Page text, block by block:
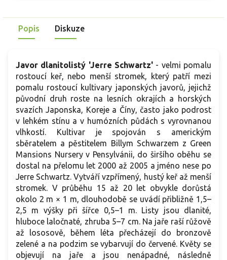
Popis Diskuze
Javor dlanitolistý 'Jerre Schwartz' - velmi pomalu
rostoucí keř, nebo menší stromek, který patří mezi
pomalu rostoucí kultivary japonských javorů, jejichž
původní druh roste na lesních okrajích a horských
svazích Japonska, Koreje a Číny, často jako podrost
v lehkém stínu a v humózních půdách s vyrovnanou
vlhkostí. Kultivar je spojován s americkým
sběratelem a pěstitelem Billym Schwarzem z Green
Mansions Nursery v Pensylvánii, do širšího oběhu se
dostal na přelomu let 2000 až 2005 a jméno nese po
Jerre Schwartz. Vytváří vzpřímený, hustý keř až menší
stromek. V průběhu 15 až 20 let obvykle dorůstá
okolo 2 m × 1 m, dlouhodobě se uvádí přibližně 1,5–
2,5 m výšky při šířce 0,5–1 m. Listy jsou dlanité,
hluboce laločnaté, zhruba 5–7 cm. Na jaře raší růžově
až lososově, během léta přecházejí do bronzově
zelené a na podzim se vybarvují do červené. Květy se
objevují na jaře a jsou nenápadné, následně